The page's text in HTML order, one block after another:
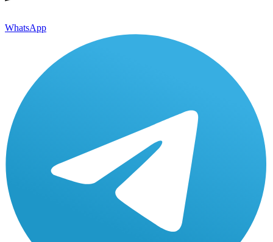
WhatsApp